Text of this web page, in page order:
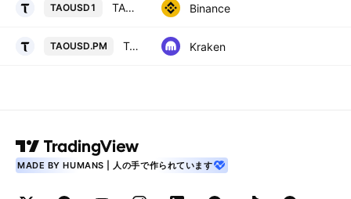
TAOUSD1 TAO / USD1 Binance
TAOUSD.PM TAOUSD Multi Collateral Perpetual Futures Contract Kraken
MADE BY HUMANS | 人の手で作られています